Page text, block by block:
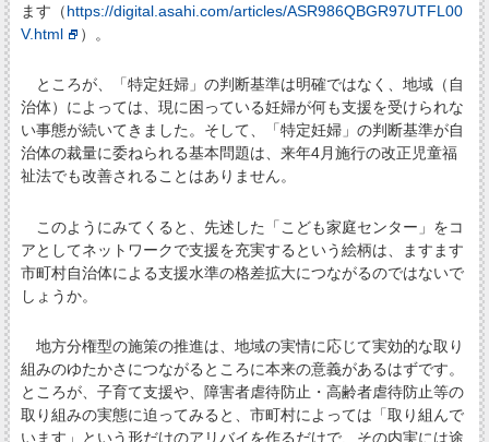
ます（https://digital.asahi.com/articles/ASR986QBGR97UTFL00
V.html
）。
ところが、「特定妊婦」の判断基準は明確ではなく、地域（自
治体）によっては、現に困っている妊婦が何も支援を受けられな
い事態が続いてきました。そして、「特定妊婦」の判断基準が自
治体の裁量に委ねられる基本問題は、来年4月施行の改正児童福
祉法でも改善されることはありません。
このようにみてくると、先述した「こども家庭センター」をコ
アとしてネットワークで支援を充実するという絵柄は、ますます
市町村自治体による支援水準の格差拡大につながるのではないで
しょうか。
地方分権型の施策の推進は、地域の実情に応じて実効的な取り
組みのゆたかさにつながるところに本来の意義があるはずです。
ところが、子育て支援や、障害者虐待防止・高齢者虐待防止等の
取り組みの実態に迫ってみると、市町村によっては「取り組んで
います」という形だけのアリバイを作るだけで、その内実には途